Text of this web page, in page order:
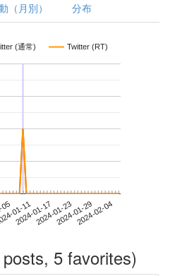
（月別） 分布
(通常) Twitter (RT)
01-11
2024-01-172024-01-232024-01-292024-02-04
5 favorites)